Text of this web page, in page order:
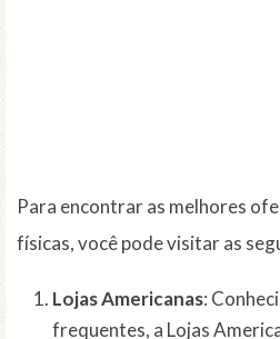
Para encontrar as melhores
físicas, você pode visitar as
Lojas Americanas:
frequentes, a Lojas